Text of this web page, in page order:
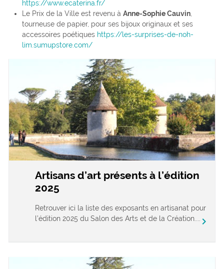
https://www.ecaterina.fr/
Le Prix de la Ville est revenu à Anne-Sophie Cauvin,
tourneuse de papier, pour ses bijoux originaux et ses
accessoires poétiques https://les-surprises-de-noh-
lim.sumupstore.com/
Artisans d’art présents à l’édition
2025
Retrouver ici la liste des exposants en artisanat pour
l’édition 2025 du Salon des Arts et de la Création....chevron_right